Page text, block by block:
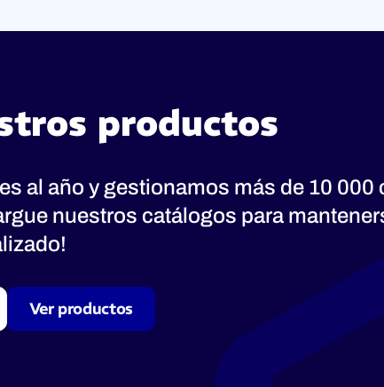
productos
al año y gestionamos más de 10 000
nuestros catálogos para
Ver productos